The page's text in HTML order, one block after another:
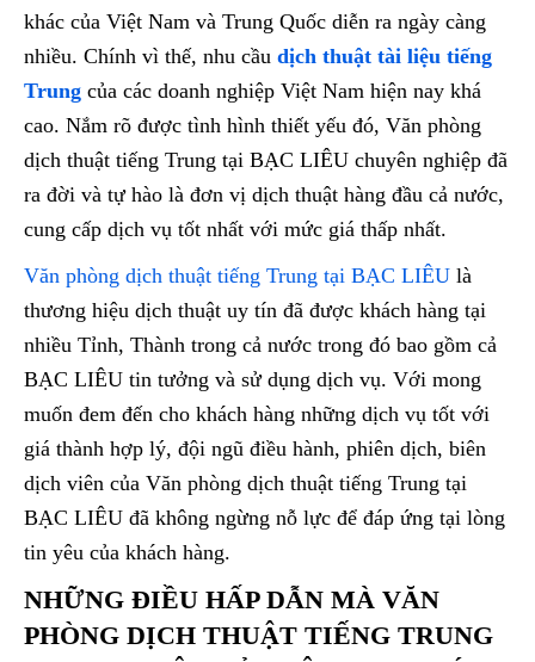
khác của Việt Nam và Trung Quốc diễn ra ngày càng
nhiều. Chính vì thế, nhu cầu dịch thuật tài liệu tiếng
Trung của các doanh nghiệp Việt Nam hiện nay khá
cao. Nắm rõ được tình hình thiết yếu đó, Văn phòng
dịch thuật tiếng Trung tại BẠC LIÊU chuyên nghiệp đã
ra đời và tự hào là đơn vị dịch thuật hàng đầu cả nước,
cung cấp dịch vụ tốt nhất với mức giá thấp nhất.
Văn phòng dịch thuật tiếng Trung tại BẠC LIÊU là
thương hiệu dịch thuật uy tín đã được khách hàng tại
nhiều Tỉnh, Thành trong cả nước trong đó bao gồm cả
BẠC LIÊU tin tưởng và sử dụng dịch vụ. Với mong
muốn đem đến cho khách hàng những dịch vụ tốt với
giá thành hợp lý, đội ngũ điều hành, phiên dịch, biên
dịch viên của Văn phòng dịch thuật tiếng Trung tại
BẠC LIÊU đã không ngừng nỗ lực để đáp ứng tại lòng
tin yêu của khách hàng.
NHỮNG ĐIỀU HẤP DẪN MÀ VĂN
PHÒNG DỊCH THUẬT TIẾNG TRUNG